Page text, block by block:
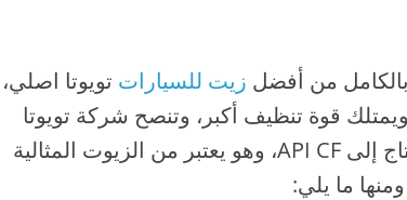
زيت للسيارات تويوتا اصلي،
قوة تنظيف أكبر، وتنصح شركة تويوتا
اليابانية استخدام هذا الزيت للاستعمالات التي تحتاج إلى API CF، وهو يعتبر من الزيوت المثالية
ما يلي: